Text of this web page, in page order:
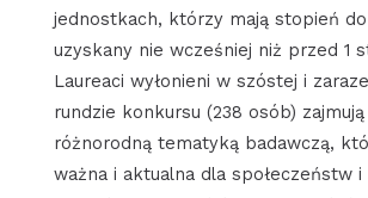
jednostkach, którzy mają stopień
uzyskany nie wcześniej niż przed 1
Laureaci wyłonieni w szóstej i
rundzie konkursu (238 osób) zajmują
różnorodną tematyką badawczą,
ważna i aktualna dla społeczeństw